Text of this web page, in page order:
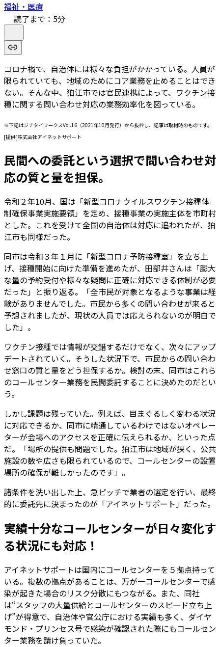
福祉・医療
読了まで： 5分
コロナ禍で、自治体には様々な負担がかかっている。人員が
限られていても、地域のためにコア業務を止めることはでき
ない。そんな中、狛江市では官民連携によって、ワクチン接
種に関する問い合わせ対応の業務効率化を図っている。
※下記はジチタイワークスVol.16（2021年10月発行）から抜粋し、記事は取材時のものです。
[提供]株式会社アイネットサポート
民間への委託という選択で問い合わせ対
応の質と量を担保。
令和２年10月、国は「新型コロナウイルスワクチン接種体
制確保事業実施要領」を定め、接種事業の実施主体を市町村
とした。これを受けて全国の自治体は対応に追われたが、狛
江市も同様だった。
同市は令和３年１月に「新型コロナ予防接種室」を立ち上
げ、接種開始に向けた準備を進めたが、田部井さんは「膨大
な量の予約受付や様々な疑問に正確に対応できる体制が必要
だった」と振り返る。「全市民が対象となるような事業は経
験がありませんでした。市民から多くの問い合わせが来ると
予想されましたが、現状の人員では応えられないのが明白で
した」。
ワクチン接種では情報が交錯するだけでなく、次々にアップ
デートされていく。そうした状況下で、市民からの問い合わ
せ窓口の質と量をどう担保するか。検討の末、同市はこれら
のコールセンター業務を民間委託することに決めたのだとい
う。
しかし課題は残っていた。例えば、目まぐるしく変わる状況
に対応できるか、同市に精通しているわけではないオペレー
ターが会場へのアクセスを正確に伝えられるか、といった点
だ。「場所の提供も問題でした。狛江市は地域が狭く、公共
施設の数や広さも限られているので、コールセンターの設置
場所の確保が難しかったのです」。
諸条件を洗い出した上、急ピッチで業者の選定を行い、最終
的に委託先に決まったのが「アイネットサポート」だった。
実績十分なコールセンターが日々変化す
る状況にも対応！
アイネットサポートは国内にコールセンターを５拠点持って
いる。複数の拠点があることは、万が一コールセンターで感
染が起きた場合のリスク分散にもつながる。また、同社
は“スタッフの大量供給とコールセンターのスピード立ち上
げ”が得意で、自治体や官公庁における実績も多く、ダイヤ
モンド・プリンセス号で感染が確認された際にもコールセン
ター業務を請け負っていた。